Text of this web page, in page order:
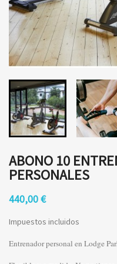
ABONO 10
PERSONALES
440,00 €
Impuestos incluidos
Entrenador personal en Lodge